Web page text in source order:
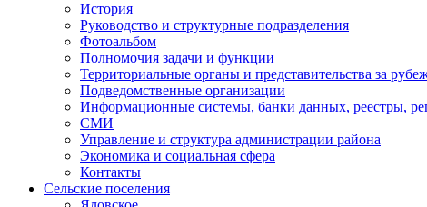
История
Руководство и структурные подразделения
Фотоальбом
Полномочия задачи и функции
Территориальные органы и представительства за
Подведомственные организации
Информационные системы, банки данных, реестры,
СМИ
Управление и структура администрации района
Экономика и социальная сфера
Контакты
Сельские поселения